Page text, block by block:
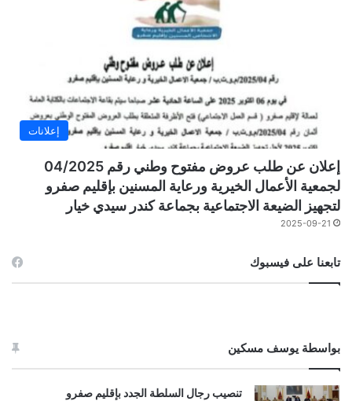
إعلانات
إعلان عن طلب عروض مفتوح وطني رقم 04/2025
لجمعية الأعمال الخيرية ورعاية المسنين بإقليم صفرو
لتجهيز الضيعة الاجتماعية بجماعة كندر سيدي خيار
2025-09-21
تابعنا على فيسبوك
بواسطة يوسف مسكين
تنصيب رجال السلطة الجدد بإقليم صفرو